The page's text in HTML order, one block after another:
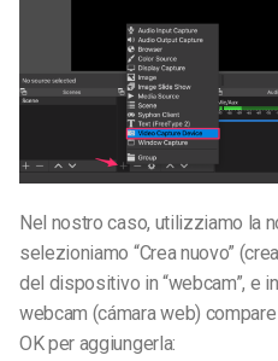
Nel nostro caso, utilizziamo la
selezioniamo “Crea nuovo”
del dispositivo in “webcam”, e
webcam (cámara web)
OK per aggiungerla: